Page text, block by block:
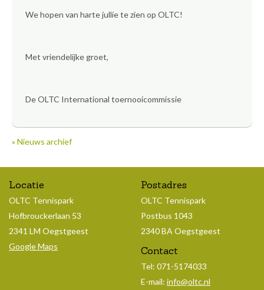
We hopen van harte jullie te zien op OLTC!
Met vriendelijke groet,
De OLTC International toernooicommissie
» Nieuws archief
Locatie
OLTC Tennispark
Hofbrouckerlaan 53
2341 LM Oegstgeest
Google Maps
Postadres
OLTC Tennispark
Postbus 1043
2340 BA Oegstgeest
Contact
Tel: 071-5174033
E-mail: info@oltc.nl